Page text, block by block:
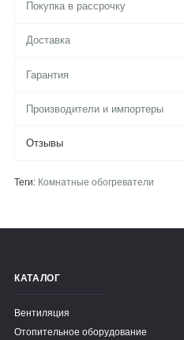
Покупка в рассрочку
Доставка
Гарантия
Производители и импортеры
Отзывы
Теги: Комнатные обогреватели
КАТАЛОГ
Вентиляция
Отопительное оборудование